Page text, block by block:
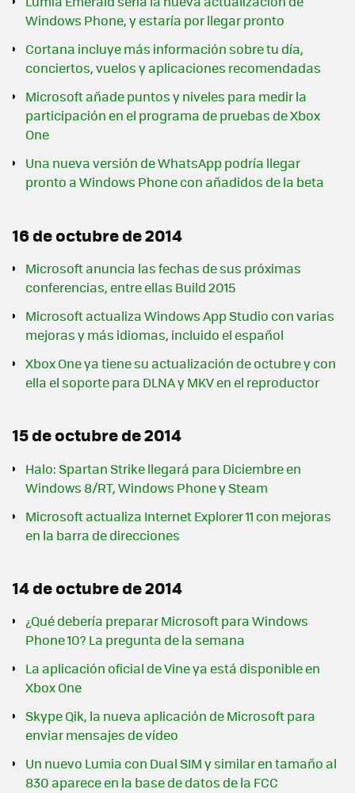
Windows Phone, y estaría por llegar pronto
Cortana incluye más información sobre tu día,
conciertos, vuelos y aplicaciones recomendadas
Microsoft añade puntos y niveles para medir la
participación en el programa de pruebas de Xbox
One
Una nueva versión de WhatsApp podría llegar
pronto a Windows Phone con añadidos de la beta
16 de octubre de 2014
Microsoft anuncia las fechas de sus próximas
conferencias, entre ellas Build 2015
Microsoft actualiza Windows App Studio con varias
mejoras y más idiomas, incluido el español
Xbox One ya tiene su actualización de octubre y con
ella el soporte para DLNA y MKV en el reproductor
15 de octubre de 2014
Halo: Spartan Strike llegará para Diciembre en
Windows 8/RT, Windows Phone y Steam
Microsoft actualiza Internet Explorer 11 con mejoras
en la barra de direcciones
14 de octubre de 2014
¿Qué debería preparar Microsoft para Windows
Phone 10? La pregunta de la semana
La aplicación oficial de Vine ya está disponible en
Xbox One
Skype Qik, la nueva aplicación de Microsoft para
enviar mensajes de vídeo
Un nuevo Lumia con Dual SIM y similar en tamaño al
830 aparece en la base de datos de la FCC